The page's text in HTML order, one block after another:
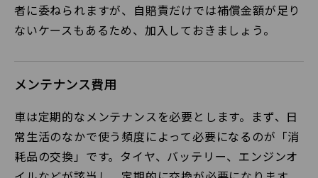
者に委ねられますが、自賠責だけでは補償金額が足り
ないケースもあるため、加入しておきましょう。
メンテナンス費用
車は定期的なメンテナンスを必要とします。まず、日
常生活のなかで使う頻度によって必要になるのが「消
耗品の交換」です。タイヤ、バッテリー、エンジンオ